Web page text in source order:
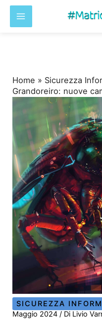
Home » Sicurezza
Grandoreiro: nuove
SICUREZZA
Maggio 2024/ Di Livio